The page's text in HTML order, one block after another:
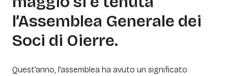
l’Assemblea Generale dei
Soci di Oierre.
Quest’anno, l’assemblea ha avuto un significato